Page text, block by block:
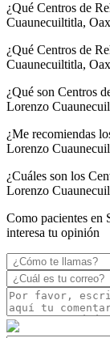
¿Qué Centros de
Cuaunecuiltitla,
¿Qué Centros de
Cuaunecuiltitla,
¿Qué son Centros
Lorenzo
¿Me recomiendas
Lorenzo
¿Cuáles son los
Lorenzo
Como pacientes en
interesa tu opinión